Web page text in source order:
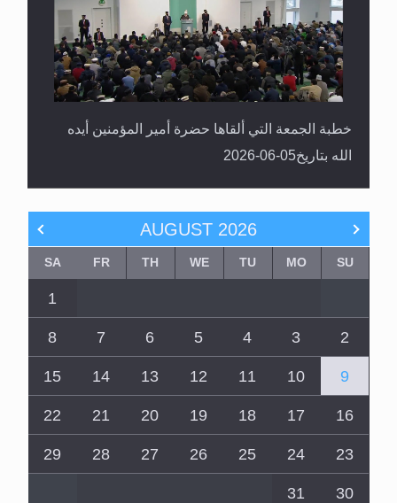
خطبة الجمعة التي ألقاها حضرة أمير المؤمنين أيده
الله بتاريخ05-06-2026
AUGUST 2026
SU
MO
TU
WE
TH
FR
SA
1
2
3
4
5
6
7
8
9
10
11
12
13
14
15
16
17
18
19
20
21
22
23
24
25
26
27
28
29
30
31